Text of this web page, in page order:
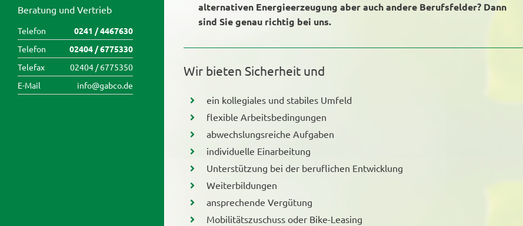
Beratung und Vertrieb
Telefon
0241 / 4467630
Telefon
02404 / 6775330
Telefax
02404 / 6775350
E-Mail
info@gabco.de
alternativen Energieerzeugung aber auch andere Berufsfelder? Dann
sind Sie genau richtig bei uns.
Wir bieten Sicherheit und
ein kollegiales und stabiles Umfeld
flexible Arbeitsbedingungen
abwechslungsreiche Aufgaben
individuelle Einarbeitung
Unterstützung bei der beruflichen Entwicklung
Weiterbildungen
ansprechende Vergütung
Mobilitätszuschuss oder Bike-Leasing